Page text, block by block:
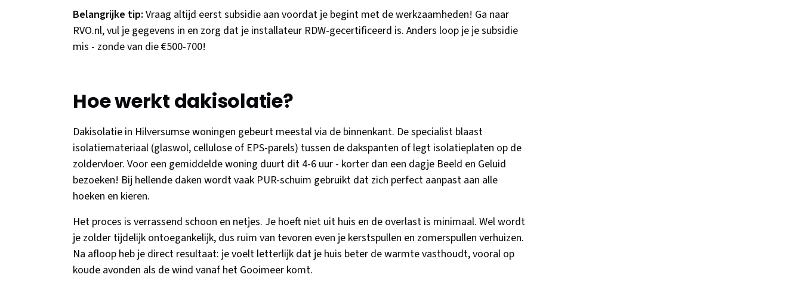
Belangrijke tip: Vraag altijd eerst subsidie aan voordat je begint met de werkzaamheden! Ga naar
RVO.nl, vul je gegevens in en zorg dat je installateur RDW-gecertificeerd is. Anders loop je je subsidie
mis - zonde van die €500-700!
Hoe werkt dakisolatie?
Dakisolatie in Hilversumse woningen gebeurt meestal via de binnenkant. De specialist blaast
isolatiemateriaal (glaswol, cellulose of EPS-parels) tussen de dakspanten of legt isolatieplaten op de
zoldervloer. Voor een gemiddelde woning duurt dit 4-6 uur - korter dan een dagje Beeld en Geluid
bezoeken! Bij hellende daken wordt vaak PUR-schuim gebruikt dat zich perfect aanpast aan alle
hoeken en kieren.
Het proces is verrassend schoon en netjes. Je hoeft niet uit huis en de overlast is minimaal. Wel wordt
je zolder tijdelijk ontoegankelijk, dus ruim van tevoren even je kerstspullen en zomerspullen verhuizen.
Na afloop heb je direct resultaat: je voelt letterlijk dat je huis beter de warmte vasthoudt, vooral op
koude avonden als de wind vanaf het Gooimeer komt.